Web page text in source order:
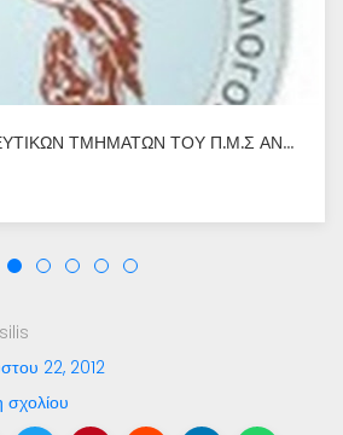
ΠΑΡΟΥΣΊΑΣΗ ΧΟΡΕΥΤΙΚΏΝ ΤΜΗΜΆΤΩΝ ΤΟΥ Π.Μ.Σ ΆΝΩ ΚΏΜΗΣ ΣΤΗΝ ΚΕΝΤΡΙΚΉ ΠΛΑΤΕΊΑ ΚΟΖΆΝΗΣ
22, 2012
σχολίου